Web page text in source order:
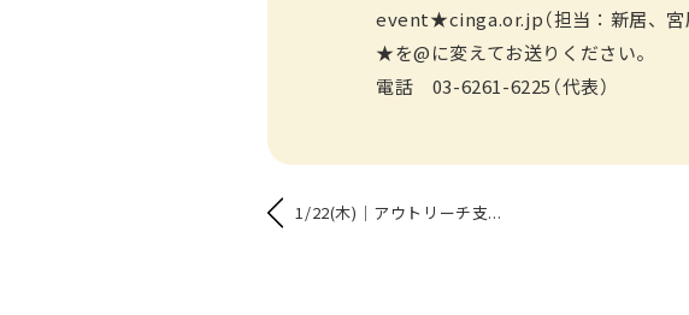
event★cinga.or.jp（担当：新居、宮
★を@に変えてお送りください。
電話 03-6261-6225（代表）
1/22(木)｜アウトリーチ支...